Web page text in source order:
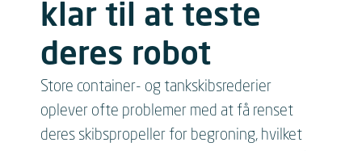
klar til at teste
deres robot
Store container- og tankskibsrederier
oplever ofte problemer med at få renset
deres skibspropeller for begroning, hvilket